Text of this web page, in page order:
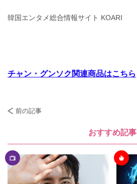
韓国エンタメ総合情報サイト KOARI
チャン・グンソク関連商品はこちら
前の記事
おすすめ記事